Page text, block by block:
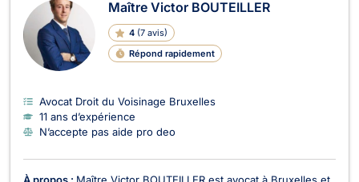
Maître Victor BOUTEILLER
4 (7 avis)
Répond rapidement
Avocat Droit du Voisinage Bruxelles
11 ans d’expérience
N’accepte pas aide pro deo